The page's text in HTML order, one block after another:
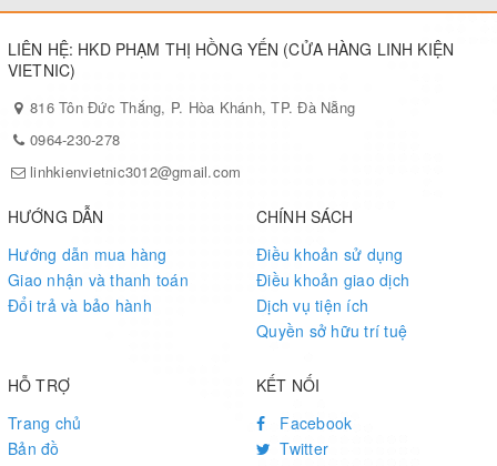
LIÊN HỆ: HKD PHẠM THỊ HỒNG YẾN (CỬA HÀNG LINH KIỆN
VIETNIC)
816 Tôn Đức Thắng, P. Hòa Khánh, TP. Đà Nẵng
0964-230-278
linhkienvietnic3012@gmail.com
HƯỚNG DẪN
Hướng dẫn mua hàng
Giao nhận và thanh toán
Đổi trả và bảo hành
CHÍNH SÁCH
Điều khoản sử dụng
Điều khoản giao dịch
Dịch vụ tiện ích
Quyền sở hữu trí tuệ
HỖ TRỢ
Trang chủ
Bản đồ
KẾT NỐI
Facebook
Twitter